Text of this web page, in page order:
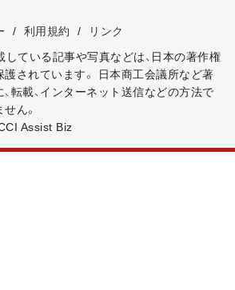
/ 利用規約 /
リンク
ている記事や写真などは、日本の著作権
されています。
日本商工会議所など著
転載、インターネット送信などの方法で
ん。
Assist Biz